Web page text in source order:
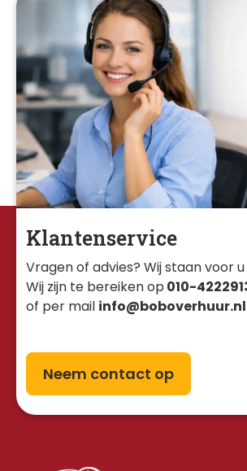
Klantenservice
Vragen of advies? Wij staan voor
Wij zijn te bereiken op 010-
of per mail info@boboverhuur.nl
Neem contact op